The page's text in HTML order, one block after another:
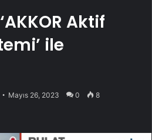
Aktif
ile
Mayıs 26, 2023 0 8